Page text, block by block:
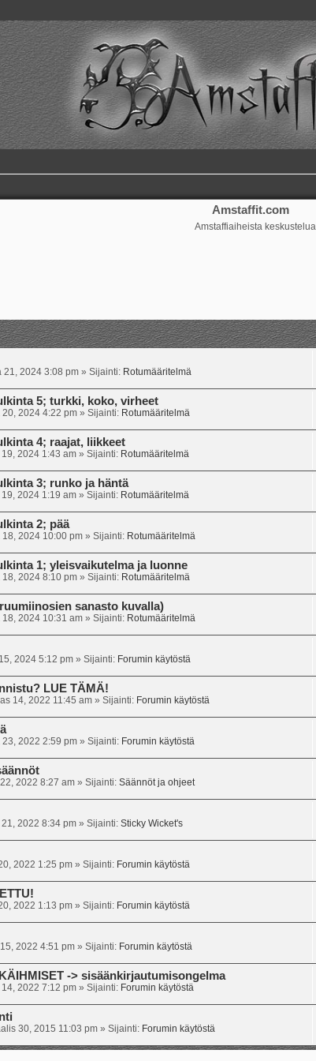
Amstaffit.com
Amstaffiaiheista keskustelua
21, 2024 3:08 pm» Sijainti: Rotumääritelmä
5; turkki, koko, virheet
20, 2024 4:22 pm» Sijainti: Rotumääritelmä
4; raajat, liikkeet
19, 2024 1:43 am» Sijainti: Rotumääritelmä
3; runko ja häntä
19, 2024 1:19 am» Sijainti: Rotumääritelmä
2; pää
18, 2024 10:00 pm» Sijainti: Rotumääritelmä
1; yleisvaikutelma ja luonne
18, 2024 8:10 pm» Sijainti: Rotumääritelmä
sanasto kuvalla)
18, 2024 10:31 am» Sijainti: Rotumääritelmä
2024 5:12 pm» Sijainti: Forumin käytöstä
LUE TÄMÄ!
14, 2022 11:45 am» Sijainti: Forumin käytöstä
23, 2022 2:59 pm» Sijainti: Forumin käytöstä
2022 8:27 am» Sijainti: Säännöt ja ohjeet
21, 2022 8:34 pm» Sijainti: Sticky Wicket's
2022 1:25 pm» Sijainti: Forumin käytöstä
2022 1:13 pm» Sijainti: Forumin käytöstä
2022 4:51 pm» Sijainti: Forumin käytöstä
-> sisäänkirjautumisongelma
14, 2022 7:12 pm» Sijainti: Forumin käytöstä
30, 2015 11:03 pm» Sijainti: Forumin käytöstä